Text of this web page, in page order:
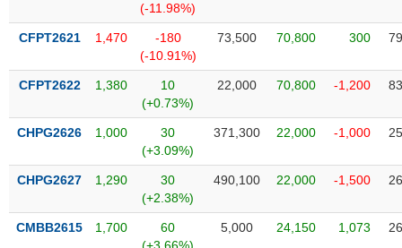
(-11.98%)
CFPT2621 1,470
-180
(-10.91%)
73,500 70,800 300
CFPT2622 1,380
10
(+0.73%)
22,000 70,800 -1,200
CHPG2626 1,000
30
(+3.09%)
371,300 22,000 -1,000
CHPG2627 1,290
30
(+2.38%)
490,100 22,000 -1,500
CMBB2615 1,700
60
5,000 24,150 1,073
TÀI
CÔNG
THÔNG